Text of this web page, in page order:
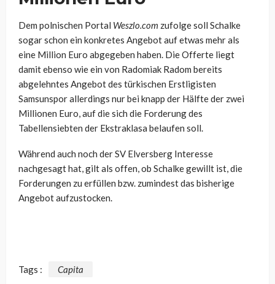
Dem polnischen Portal Weszlo.com zufolge soll Schalke
sogar schon ein konkretes Angebot auf etwas mehr als
eine Million Euro abgegeben haben. Die Offerte liegt
damit ebenso wie ein von Radomiak Radom bereits
abgelehntes Angebot des türkischen Erstligisten
Samsunspor allerdings nur bei knapp der Hälfte der zwei
Millionen Euro, auf die sich die Forderung des
Tabellensiebten der Ekstraklasa belaufen soll.
Während auch noch der SV Elversberg Interesse
nachgesagt hat, gilt als offen, ob Schalke gewillt ist, die
Forderungen zu erfüllen bzw. zumindest das bisherige
Angebot aufzustocken.
Tags : Capita